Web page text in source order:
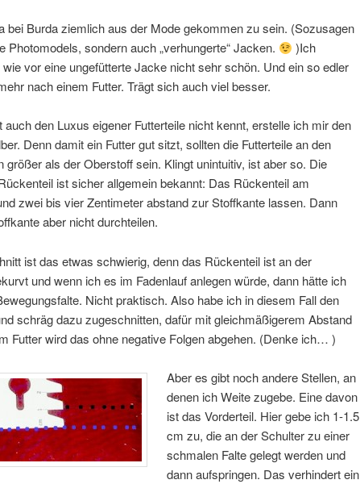
bei Burda ziemlich aus der Mode gekommen zu sein. (Sozusagen
Photomodels, sondern auch „verhungerte“ Jacken.
)Ich
vor eine ungefütterte Jacke nicht sehr schön. Und ein so edler
nach einem Futter. Trägt sich auch viel besser.
den Luxus eigener Futterteile nicht kennt, erstelle ich mir den
Denn damit ein Futter gut sitzt, sollten die Futterteile an den
größer als der Oberstoff sein. Klingt unintuitiv, ist aber so. Die
ist sicher allgemein bekannt: Das Rückenteil am
zwei bis vier Zentimeter abstand zur Stoffkante lassen. Dann
aber nicht durchteilen.
ist das etwas schwierig, denn das Rückenteil ist an der
und wenn ich es im Fadenlauf anlegen würde, dann hätte ich
Nicht praktisch. Also habe ich in diesem Fall den
schräg dazu zugeschnitten, dafür mit gleichmäßigerem Abstand
Futter wird das ohne negative Folgen abgehen. (Denke ich… )
Aber es gibt noch andere Stellen, an
denen ich Weite zugebe. Eine davon
ist das Vorderteil. Hier gebe ich 1-1.5
cm zu, die an der Schulter zu einer
schmalen Falte gelegt werden und
dann aufspringen. Das verhindert ein